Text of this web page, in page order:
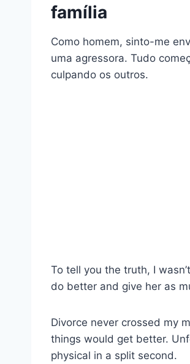
família
Como homem, sinto-me
uma agressora. Tudo
culpando os outros.
To tell you the truth, I
do better and give her as
Divorce never crossed my
things would get better.
physical in a split second.